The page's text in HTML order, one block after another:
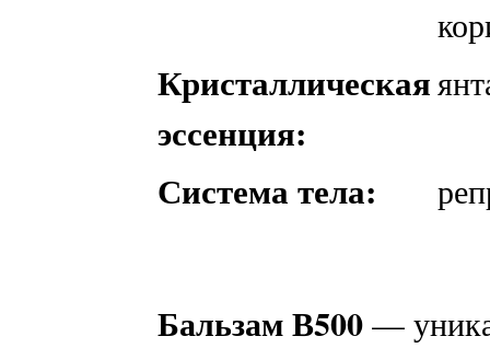
Кристаллическая
эссенция:
Система тела:
Бальзам В500 —